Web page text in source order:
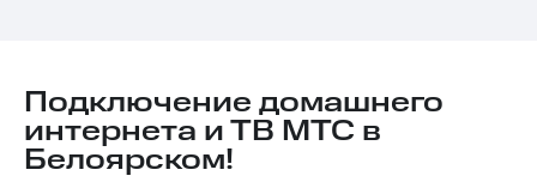
Подключение домашнего
интернета и ТВ МТС в
Белоярском!